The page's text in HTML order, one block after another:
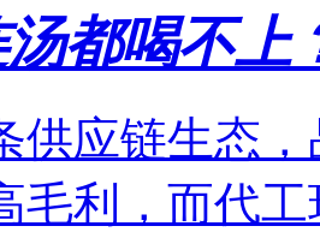
都喝不上
供应链生态
毛利，而代